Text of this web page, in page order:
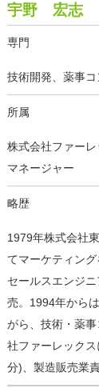
宇野 宏志
専門
技術開発、薬事コ
所属
株式会社ファー
マネージャー
略歴
1979年株式会社
てマーケティン
セールスエンジ
売。1994年から
がら、技術・薬
社ファーレック
分)、製造販売業